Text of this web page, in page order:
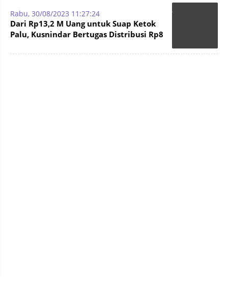
Rabu, 30/08/2023 11:27:24
Dari Rp13,2 M Uang untuk Suap Ketok
Palu, Kusnindar Bertugas Distribusi Rp8